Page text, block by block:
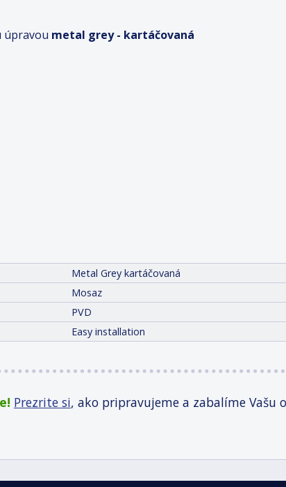
úpravou metal grey - kartáčovaná
Metal Grey kartáčovaná
Mosaz
PVD
Easy installation
Prezrite si, ako pripravujeme a zabalíme Vašu